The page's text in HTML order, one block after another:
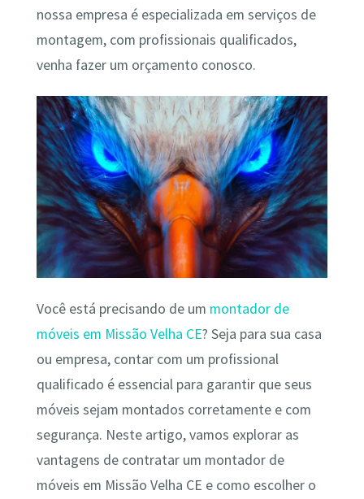
nossa empresa é especializada em serviços de
montagem, com profissionais qualificados,
venha fazer um orçamento conosco.
Você está precisando de um montador de
móveis em Missão Velha CE? Seja para sua casa
ou empresa, contar com um profissional
qualificado é essencial para garantir que seus
móveis sejam montados corretamente e com
segurança. Neste artigo, vamos explorar as
vantagens de contratar um montador de
móveis em Missão Velha CE e como escolher o